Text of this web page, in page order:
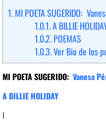
1.MI POETA SUGERIDO:
1.0.1.A BILLIE
1.0.2.POEMAS
1.0.3.Ver Bio de los
MI POETA SUGERIDO: Vanesa
A BILLIE HOLIDAY
I